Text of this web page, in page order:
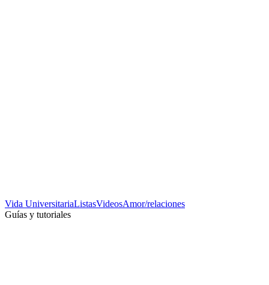
Vida UniversitariaListasVideosAmor/relaciones
Guías y tutoriales